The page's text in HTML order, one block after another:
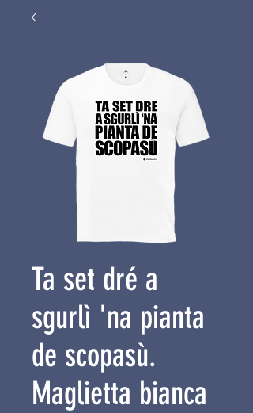
Ta set dré a
sgurlì 'na pianta
de scopasù.
Maglietta bianca